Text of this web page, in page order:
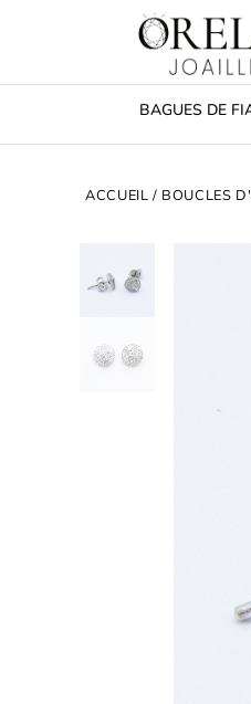
BAGUES DE
ACCUEIL / BOUCLES